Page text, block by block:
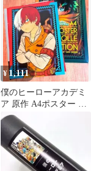
久 轟焦凍 1年A組
¥1,111
僕のヒーローアカデミ
ア 原作 A4ポスター 轟
焦凍